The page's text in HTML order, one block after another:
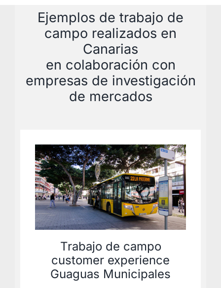
Ejemplos de trabajo de
campo realizados en
Canarias
en colaboración con
empresas de investigación
de mercados
Trabajo de campo
customer experience
Guaguas Municipales